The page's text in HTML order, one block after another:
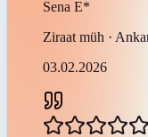
Sena E*
Ziraat müh ·
03.02.2026